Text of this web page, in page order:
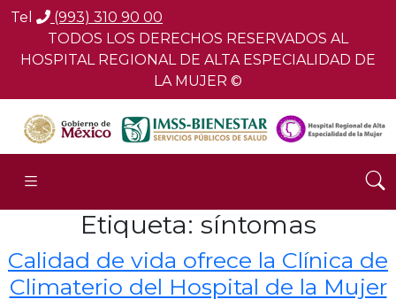
Tel
(993) 310 90 00
TODOS LOS DERECHOS RESERVADOS AL
HOSPITAL REGIONAL DE ALTA ESPECIALIDAD DE
LA MUJER ©
Etiqueta: síntomas
Calidad de vida ofrece la Clínica de
Climaterio del Hospital de la Mujer